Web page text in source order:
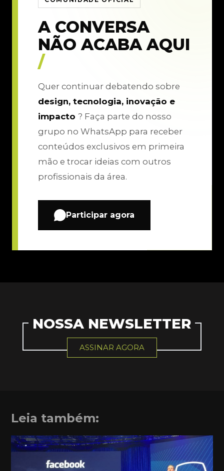
A CONVERSA
NÃO ACABA AQUI
/
Quer continuar debatendo sobre
design, tecnologia, inovação e
impacto ? Faça parte do nosso
grupo no WhatsApp para receber
conteúdos exclusivos em primeira
mão e trocar ideias com outros
profissionais da área.
Participar agora
NOSSA NEWSLETTER
ASSINAR AGORA
Leia também: